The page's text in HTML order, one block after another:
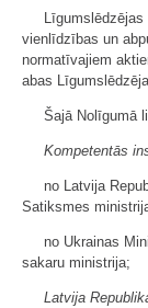
vienlīdzības un
normatīvajiem
abas
Šajā Nolīgumā
Kompetentās
no Latvija
Satiksmes
no Ukrainas
sakaru ministrija;
Latvija